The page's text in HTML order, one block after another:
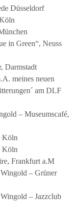
Düsseldorf
in Green“, Neuss
Darmstadt
meines neuen
am DLF
– Museumscafé,
Köln
Köln
Frankfurt a.M
– Grüner
– Jazzclub